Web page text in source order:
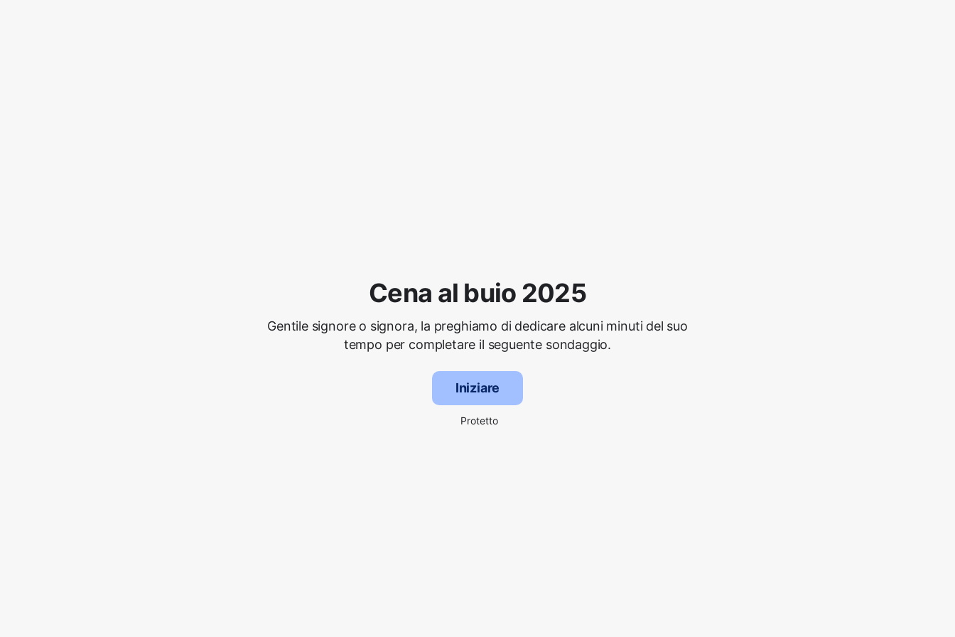
Cena al buio 2025
Gentile signore o signora, la preghiamo di dedicare alcuni minuti del suo
tempo per completare il seguente sondaggio.
Iniziare
Protetto